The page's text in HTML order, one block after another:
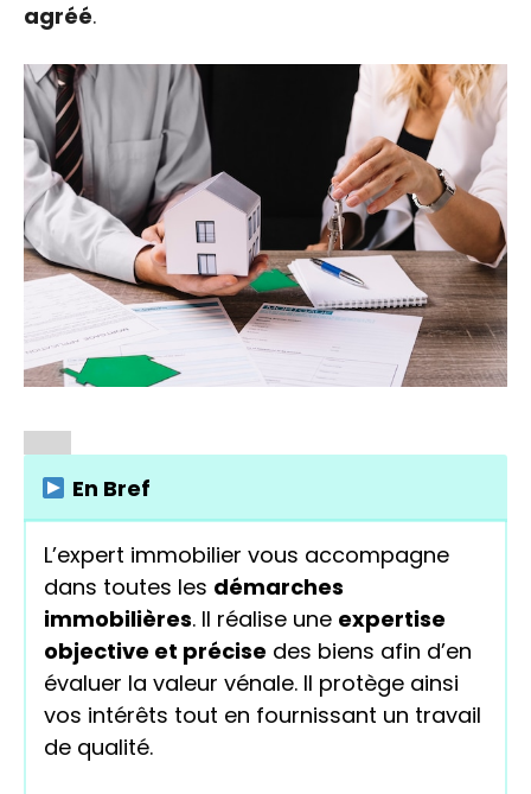
agréé.
En Bref
L’expert immobilier vous accompagne
dans toutes les démarches
immobilières. Il réalise une expertise
objective et précise des biens afin d’en
évaluer la valeur vénale. Il protège ainsi
vos intérêts tout en fournissant un travail
de qualité.